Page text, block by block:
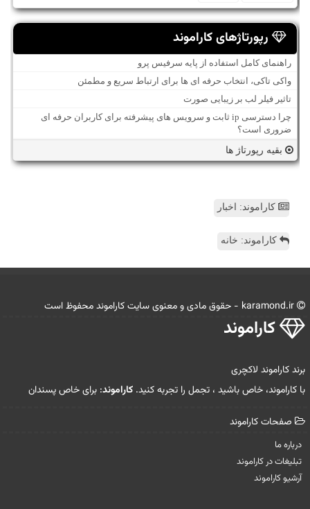
رپورتاژهای کاراموند
راهنمای کامل استفاده از پایه سرفیس پرو
واکی تاکی، انتخاب حرفه ای ها برای ارتباط سریع و مطمئن
تاثیر فیلر لب بر زیبایی صورت
چرا دسترسی ip ثابت و سرویس های پیشرفته برای کاربران حرفه ای
ضروری است؟
بقیه رپورتاژ ها
کاراموند: اخبار
کاراموند: خانه
كاراموند
برند کاراموند لاکچری
با کاراموند، خاص باشید ، تجمل را تجربه کنید. کاراموند: برای خاص پسندان
صفحات كاراموند
درباره ما
تبلیغات در كاراموند
آرشیو كاراموند